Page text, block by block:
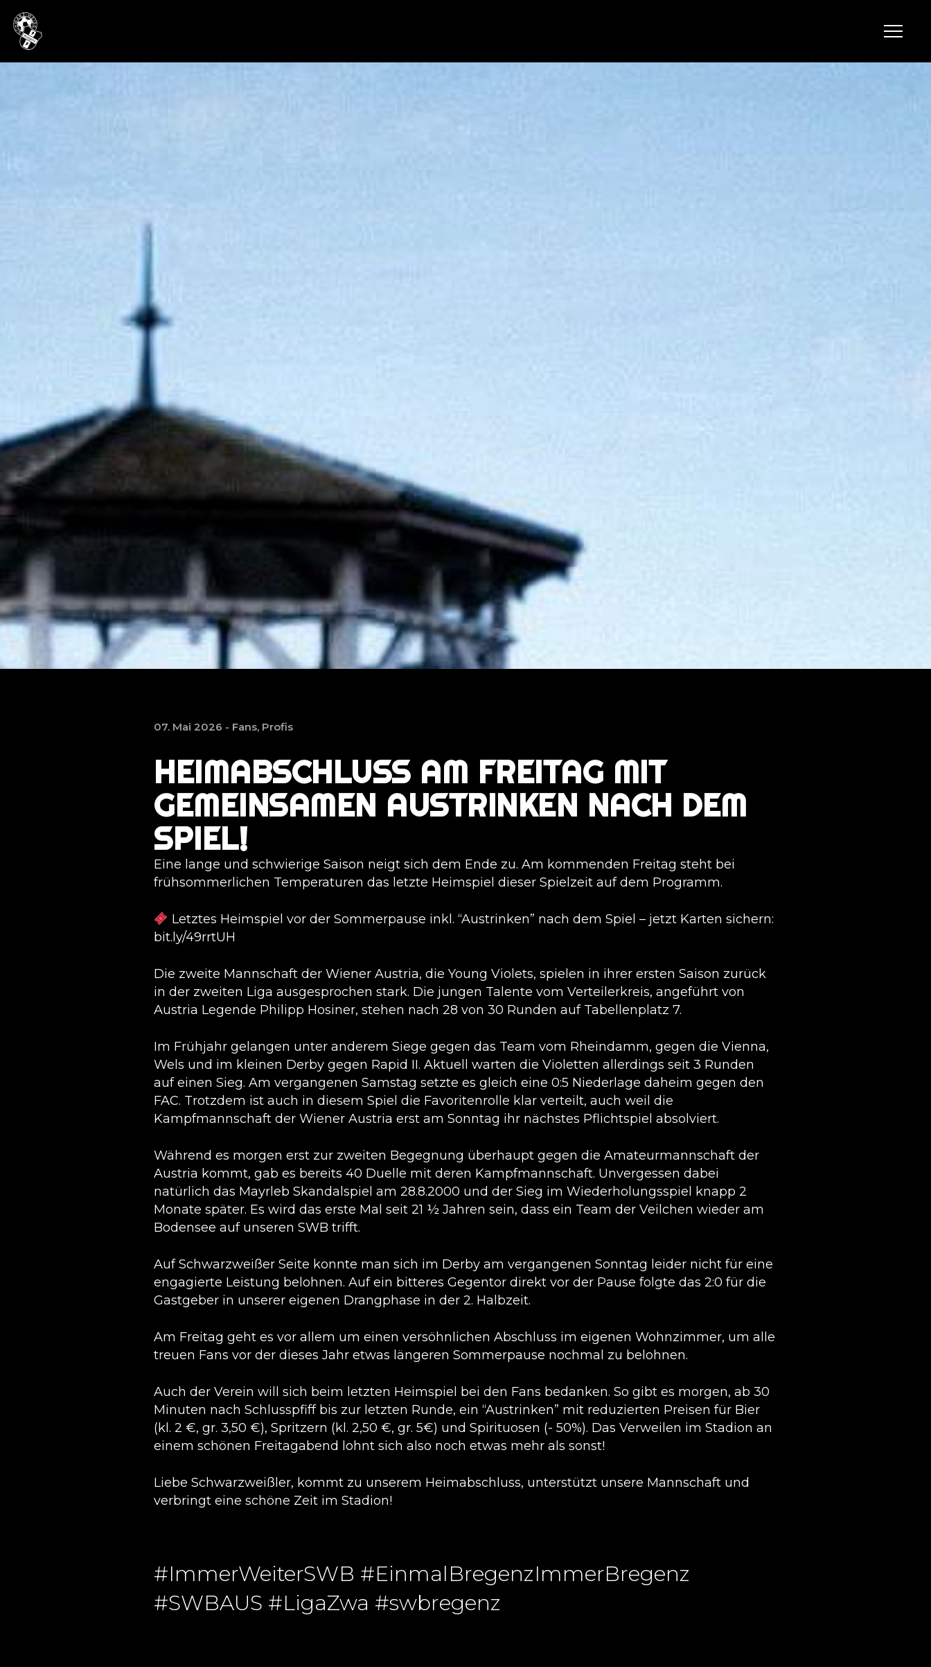
07. Mai 2026 - Fans, Profis
HEIMABSCHLUSS AM FREITAG MIT
GEMEINSAMEN AUSTRINKEN NACH DEM
SPIEL!
Eine lange und schwierige Saison neigt sich dem Ende zu. Am kommenden Freitag steht bei
frühsommerlichen Temperaturen das letzte Heimspiel dieser Spielzeit auf dem Programm.
Letztes Heimspiel vor der Sommerpause inkl. “Austrinken” nach dem Spiel – jetzt Karten sichern:
bit.ly/49rrtUH
Die zweite Mannschaft der Wiener Austria, die Young Violets, spielen in ihrer ersten Saison zurück
in der zweiten Liga ausgesprochen stark. Die jungen Talente vom Verteilerkreis, angeführt von
Austria Legende Philipp Hosiner, stehen nach 28 von 30 Runden auf Tabellenplatz 7.
Im Frühjahr gelangen unter anderem Siege gegen das Team vom Rheindamm, gegen die Vienna,
Wels und im kleinen Derby gegen Rapid II. Aktuell warten die Violetten allerdings seit 3 Runden
auf einen Sieg. Am vergangenen Samstag setzte es gleich eine 0:5 Niederlage daheim gegen den
FAC. Trotzdem ist auch in diesem Spiel die Favoritenrolle klar verteilt, auch weil die
Kampfmannschaft der Wiener Austria erst am Sonntag ihr nächstes Pflichtspiel absolviert.
Während es morgen erst zur zweiten Begegnung überhaupt gegen die Amateurmannschaft der
Austria kommt, gab es bereits 40 Duelle mit deren Kampfmannschaft. Unvergessen dabei
natürlich das Mayrleb Skandalspiel am 28.8.2000 und der Sieg im Wiederholungsspiel knapp 2
Monate später. Es wird das erste Mal seit 21 ½ Jahren sein, dass ein Team der Veilchen wieder am
Bodensee auf unseren SWB trifft.
Auf Schwarzweißer Seite konnte man sich im Derby am vergangenen Sonntag leider nicht für eine
engagierte Leistung belohnen. Auf ein bitteres Gegentor direkt vor der Pause folgte das 2:0 für die
Gastgeber in unserer eigenen Drangphase in der 2. Halbzeit.
Am Freitag geht es vor allem um einen versöhnlichen Abschluss im eigenen Wohnzimmer, um alle
treuen Fans vor der dieses Jahr etwas längeren Sommerpause nochmal zu belohnen.
Auch der Verein will sich beim letzten Heimspiel bei den Fans bedanken. So gibt es morgen, ab 30
Minuten nach Schlusspfiff bis zur letzten Runde, ein “Austrinken” mit reduzierten Preisen für Bier
(kl. 2 €, gr. 3,50 €), Spritzern (kl. 2,50 €, gr. 5€) und Spirituosen (- 50%). Das Verweilen im Stadion an
einem schönen Freitagabend lohnt sich also noch etwas mehr als sonst!
Liebe Schwarzweißler, kommt zu unserem Heimabschluss, unterstützt unsere Mannschaft und
verbringt eine schöne Zeit im Stadion!
#ImmerWeiterSWB #EinmalBregenzImmerBregenz
#SWBAUS #LigaZwa #swbregenz